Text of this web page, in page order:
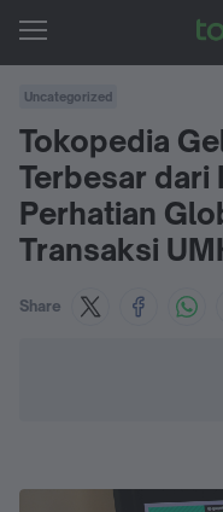
Uncategorized
Tokopedia
Terbesar dari
Perhatian
Transaksi
Share